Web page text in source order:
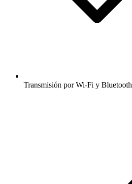
Transmisión por Wi-Fi y Bluetooth